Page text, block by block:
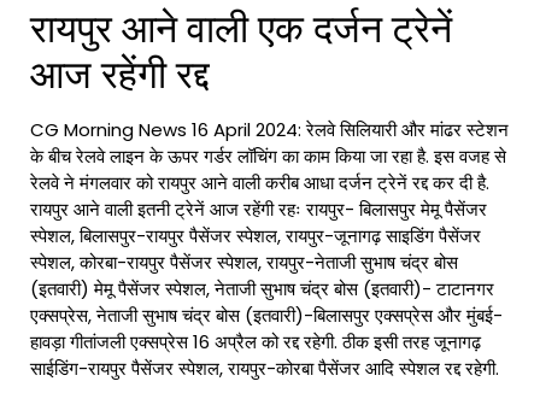
रायपुर आने वाली एक दर्जन ट्रेनें
आज रहेंगी रद्द
CG Morning News 16 April 2024: रेलवे सिलियारी और मांढर स्टेशन
के बीच रेलवे लाइन के ऊपर गर्डर लॉचिंग का काम किया जा रहा है. इस वजह से
रेलवे ने मंगलवार को रायपुर आने वाली करीब आधा दर्जन ट्रेनें रद्द कर दी है.
रायपुर आने वाली इतनी ट्रेनें आज रहेंगी रहः रायपुर- बिलासपुर मेमू पैसेंजर
स्पेशल, बिलासपुर-रायपुर पैसेंजर स्पेशल, रायपुर-जूनागढ़ साइडिंग पैसेंजर
स्पेशल, कोरबा-रायपुर पैसेंजर स्पेशल, रायपुर-नेताजी सुभाष चंद्र बोस
(इतवारी) मेमू पैसेंजर स्पेशल, नेताजी सुभाष चंद्र बोस (इतवारी)- टाटानगर
एक्सप्रेस, नेताजी सुभाष चंद्र बोस (इतवारी)-बिलासपुर एक्सप्रेस और मुंबई-
हावड़ा गीतांजली एक्सप्रेस 16 अप्रैल को रद्द रहेगी. ठीक इसी तरह जूनागढ़
साईडिंग-रायपुर पैसेंजर स्पेशल, रायपुर-कोरबा पैसेंजर आदि स्पेशल रद्द रहेगी.